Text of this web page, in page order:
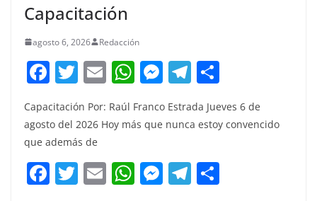
Capacitación
agosto 6, 2026 Redacción
F
a
c
e
b
o
T
itt
er
E
m
ai
W
at
A
p
M
ss
n
g
T
el
e
a
m
m
p
Capacitación Por: Raúl Franco Estrada Jueves 6 de
agosto del 2026 Hoy más que nunca estoy convencido
que además de
F T E W M T